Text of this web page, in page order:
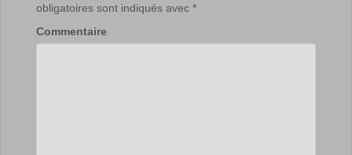
obligatoires sont indiqués avec *
Commentaire